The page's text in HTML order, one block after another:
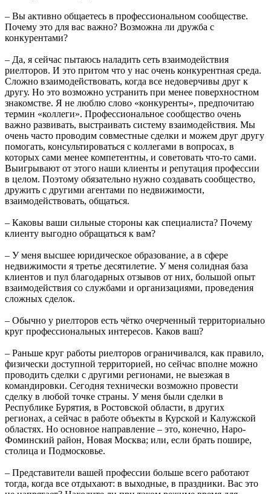
– Вы активно общаетесь в профессиональном сообществе.
Почему это для вас важно? Возможна ли дружба с
конкурентами?
– Да, я сейчас пытаюсь наладить сеть взаимодействия
риелторов. И это притом что у нас очень конкурентная среда.
Сложно взаимодействовать, когда все недоверчивы друг к
другу. Но это возможно устранить при менее поверхностном
знакомстве. Я не люблю слово «конкуренты», предпочитаю
термин «коллеги». Профессиональное сообщество очень
важно развивать, выстраивать систему взаимодействия. Мы
очень часто проводим совместные сделки и можем друг другу
помогать, консультироваться с коллегами в вопросах, в
которых сами менее компетентны, и советовать что-то сами.
Выигрывают от этого наши клиенты и репутация профессии
в целом. Поэтому обязательно нужно создавать сообщество,
дружить с другими агентами по недвижимости,
взаимодействовать, общаться.
– Каковы ваши сильные стороны как специалиста? Почему
клиенту выгодно обращаться к вам?
– У меня высшее юридическое образование, а в сфере
недвижимости я третье десятилетие. У меня солидная база
клиентов и пул благодарных отзывов от них, большой опыт
взаимодействия со службами и организациями, проведения
сложных сделок.
– Обычно у риелторов есть чётко очерченный территориально
круг профессиональных интересов. Каков ваш?
– Раньше круг работы риелторов ограничивался, как правило,
физически доступной территорией, но сейчас вполне можно
проводить сделки с другими регионами, не выезжая в
командировки. Сегодня технически возможно провести
сделку в любой точке страны. У меня были сделки в
Республике Бурятия, в Ростовской области, в других
регионах, а сейчас в работе объекты в Курской и Калужской
областях. Но основное направление – это, конечно, Наро-
Фоминский район, Новая Москва; или, если брать пошире,
столица и Подмосковье.
– Представители вашей профессии больше всего работают
тогда, когда все отдыхают: в выходные, в праздники. Вас это